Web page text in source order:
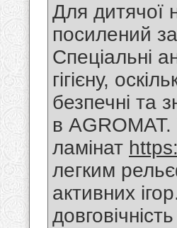
Для дитячої
посилений
Спеціальні
гігієну,
безпечні та
в AGROMAT.
ламінат
легким
активних